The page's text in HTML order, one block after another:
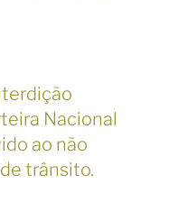
Nacional
ao não
trânsito.